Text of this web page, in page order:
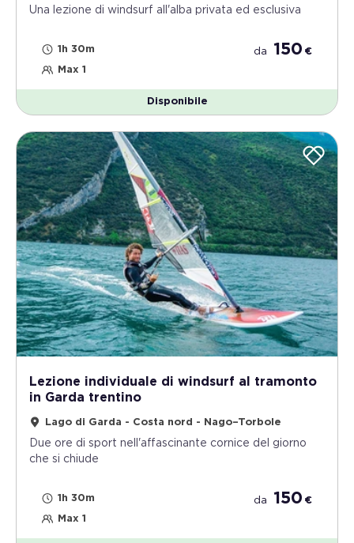
Una lezione di windsurf all'alba privata ed esclusiva
1h 30m
Max 1
da 150 €
Disponibile
Lezione individuale di windsurf al tramonto
in Garda trentino
Lago di Garda - Costa nord - Nago–Torbole
Due ore di sport nell'affascinante cornice del giorno
che si chiude
1h 30m
Max 1
da 150 €